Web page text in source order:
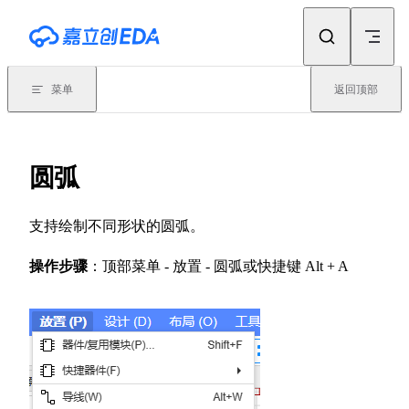
菜单 返回顶部
圆弧
支持绘制不同形状的圆弧。
操作步骤 ：顶部菜单 - 放置 - 圆弧或快捷键 Alt + A